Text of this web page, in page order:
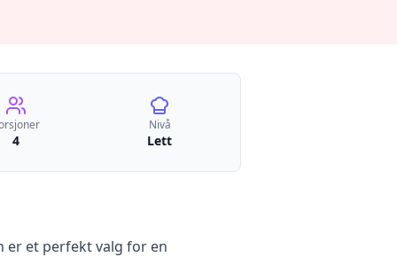
4
Nivå
Lett
er et perfekt valg for en